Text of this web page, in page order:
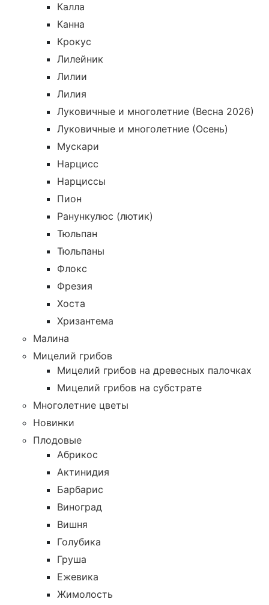
Калла
Канна
Крокус
Лилейник
Лилии
Лилия
Луковичные и многолетние (Весна 2026)
Луковичные и многолетние (Осень)
Мускари
Нарцисс
Нарциссы
Пион
Ранункулюс (лютик)
Тюльпан
Тюльпаны
Флокс
Фрезия
Хоста
Хризантема
Малина
Мицелий грибов
Мицелий грибов на древесных палочках
Мицелий грибов на субстрате
Многолетние цветы
Новинки
Плодовые
Абрикос
Актинидия
Барбарис
Виноград
Вишня
Голубика
Груша
Ежевика
Жимолость